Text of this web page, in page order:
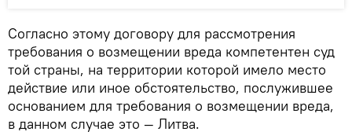
Согласно этому договору для рассмотрения
требования о возмещении вреда компетентен суд
той страны, на территории которой имело место
действие или иное обстоятельство, послужившее
основанием для требования о возмещении вреда,
в данном случае это — Литва.